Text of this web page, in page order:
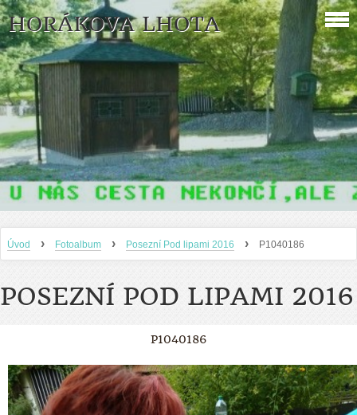
HORÁKOVA LHOTA
Úvod › Fotoalbum › Posezní Pod lipami 2016 › P1040186
POSEZNÍ POD LIPAMI 2016
P1040186